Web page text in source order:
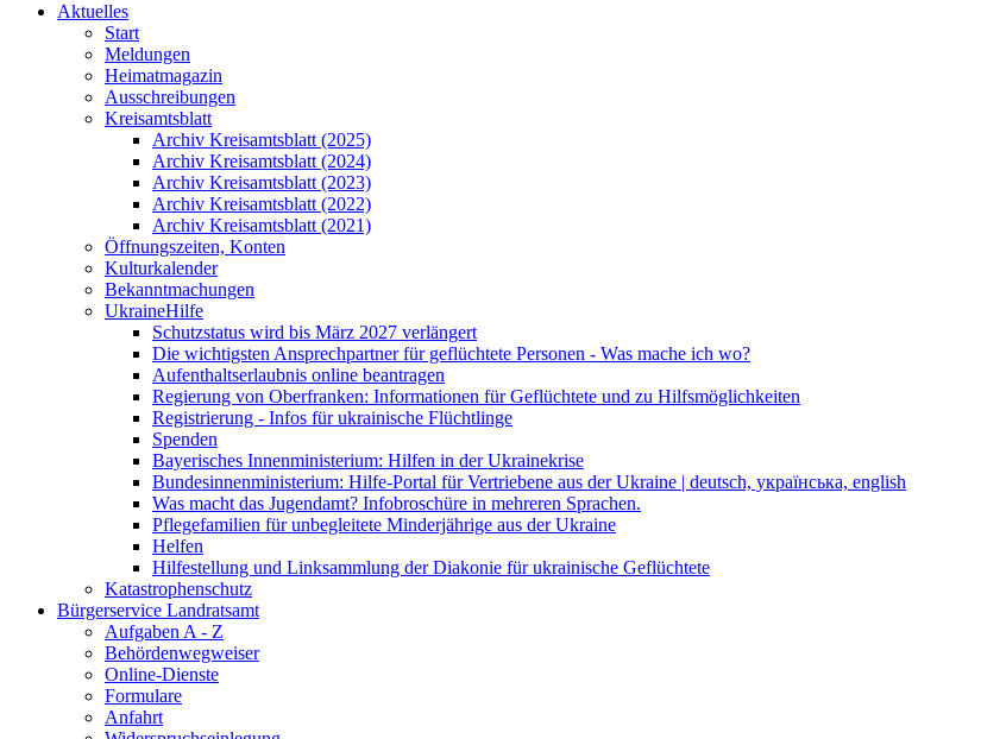
Aktuelles
Start
Meldungen
Heimatmagazin
Ausschreibungen
Kreisamtsblatt
Archiv Kreisamtsblatt (2025)
Archiv Kreisamtsblatt (2024)
Archiv Kreisamtsblatt (2023)
Archiv Kreisamtsblatt (2022)
Archiv Kreisamtsblatt (2021)
Öffnungszeiten, Konten
Kulturkalender
Bekanntmachungen
UkraineHilfe
Schutzstatus wird bis März 2027 verlängert
Die wichtigsten Ansprechpartner für geflüchtete Personen - Was mache ich wo?
Aufenthaltserlaubnis online beantragen
Regierung von Oberfranken: Informationen für Geflüchtete und zu Hilfsmöglichkeiten
Registrierung - Infos für ukrainische Flüchtlinge
Spenden
Bayerisches Innenministerium: Hilfen in der Ukrainekrise
Bundesinnenministerium: Hilfe-Portal für Vertriebene aus der Ukraine | deutsch, українська, english
Was macht das Jugendamt? Infobroschüre in mehreren Sprachen.
Pflegefamilien für unbegleitete Minderjährige aus der Ukraine
Helfen
Hilfestellung und Linksammlung der Diakonie für ukrainische Geflüchtete
Katastrophenschutz
Bürgerservice Landratsamt
Aufgaben A - Z
Behördenwegweiser
Online-Dienste
Formulare
Anfahrt